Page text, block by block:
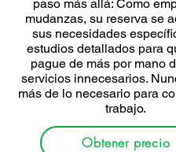
paso más allá: Como
mudanzas, su reserva se
sus necesidades
estudios detallados para
pague de más por mano
servicios innecesarios.
más de lo necesario para
trabajo.
Obtener precio